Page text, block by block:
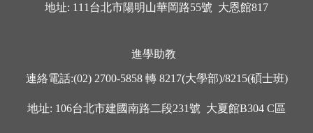
地址: 111 台北市陽明山華岡路55號 大恩館817
進學助教
連絡電話:(02) 2700-5858 轉 8217(大學部)/8215(碩士班)
地址: 106台北市建國南路二段231號 大夏館B304 C區